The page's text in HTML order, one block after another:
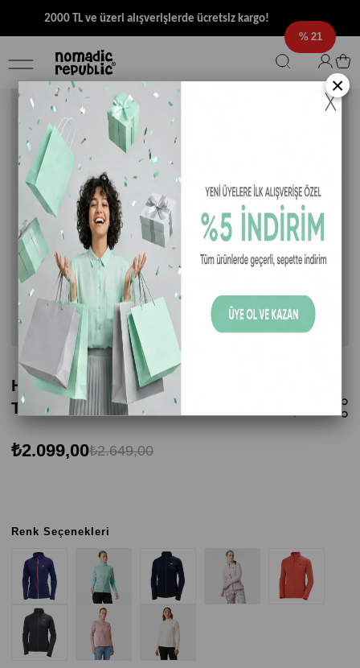
2000 TL ve üzeri alışverişlerde ücretsiz kargo!
21
Helly Hansen W Full Zip Polar Kadın Mont -
Toz Pembe
₺2.649,00
₺2.099,00
Renk Seçenekleri
×